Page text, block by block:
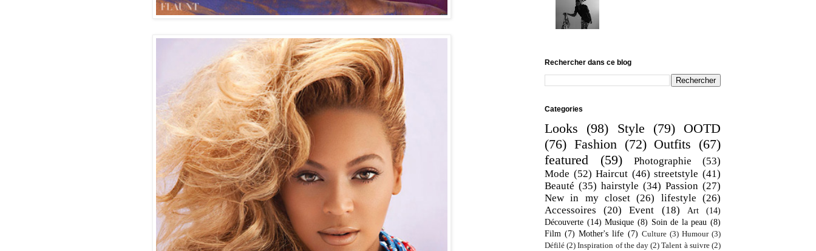
Rechercher dans ce blog
Categories
Looks (98) Style (79)
OOTD
(76) Fashion (72) Outfits (67)
featured
(59) Photographie
(53)
Mode (52) Haircut (46) streetstyle (41)
Beauté (35) hairstyle (34) Passion (27)
New in my closet (26) lifestyle (26)
Accessoires
(20) Event (18) Art
(14)
Découverte (14) Musique (8) Soin de la peau (8)
Film (7) Mother's life (7) Culture (3) Humour (3)
Défilé (2) Inspiration of the day (2) Talent à suivre (2)